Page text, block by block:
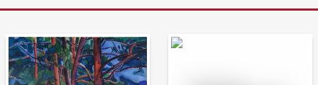
Aukční den 95 Dražit online - Artslimit